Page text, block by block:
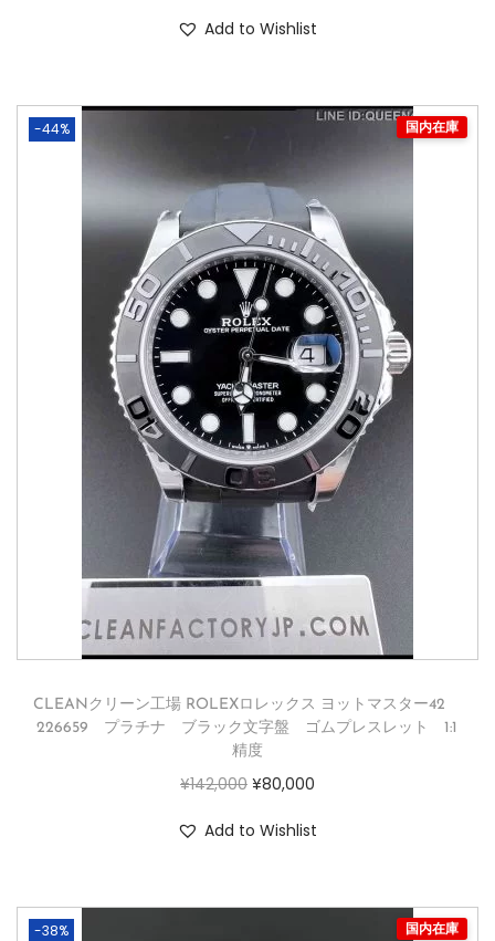
Add to Wishlist
国内在庫
-44%
CLEANクリーン工場 ROLEXロレックス ヨットマスター42
226659 プラチナ ブラック文字盤 ゴムプレスレット 1:1
精度
¥142,000 ¥80,000
Add to Wishlist
国内在庫
-38%